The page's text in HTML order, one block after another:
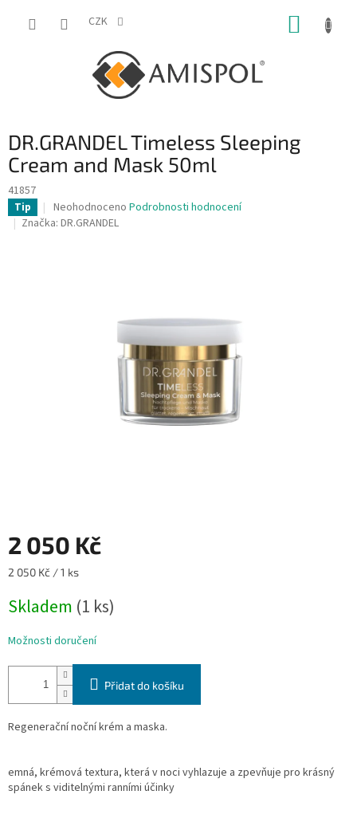
CZK
DR.GRANDEL Timeless Sleeping
Cream and Mask 50ml
41857
Tip
Průměrné
hodnocení
Neohodnoceno Podrobnosti hodnocení
Značka: DR.GRANDEL
2 050 Kč
Měrná
2 050 Kč / 1 ks
Skladem (1 ks)
Možnosti doručení
Přidat do košíku
Regenerační noční krém a maska.
emná, krémová textura, která v noci vyhlazuje a zpevňuje pro krásný
spánek s viditelnými ranními účinky